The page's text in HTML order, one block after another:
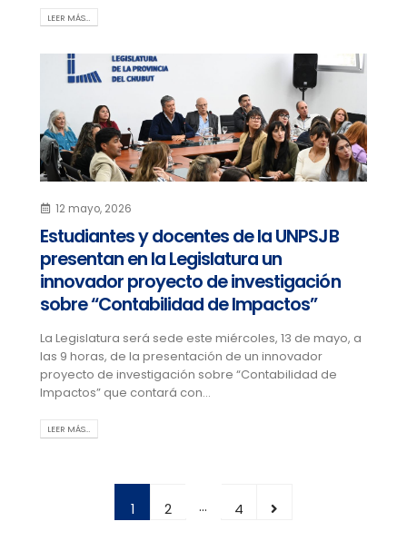
LEER MÁS…
12 mayo, 2026
Estudiantes y docentes de la UNPSJB
presentan en la Legislatura un
innovador proyecto de investigación
sobre “Contabilidad de Impactos”
La Legislatura será sede este miércoles, 13 de mayo, a
las 9 horas, de la presentación de un innovador
proyecto de investigación sobre “Contabilidad de
Impactos” que contará con...
LEER MÁS…
1 2 … 4